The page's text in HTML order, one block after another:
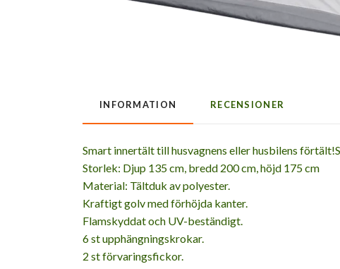
INFORMATION RECENSIONER
Smart innertält till husvagnens eller husbilens
Storlek: Djup 135 cm, bredd 200 cm, höjd 175 cm
Material: Tältduk av polyester.
Kraftigt golv med förhöjda kanter.
Flamskyddat och UV-beständigt.
6 st upphängningskrokar.
2 st förvaringsfickor.